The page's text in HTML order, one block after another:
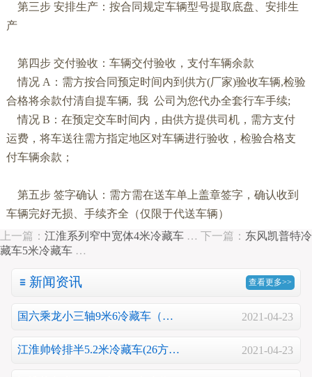
第三步 安排生产：按合同规定车辆型号提取底盘、安排生
产
第四步 交付验收：车辆交付验收，支付车辆余款
情况 A ：需方按合同预定时间内到供方(厂家)验收车辆,检验
合格将余款付清自提车辆, 我 公司为您代办全套行车手续;
情况 B ：在预定交车时间内，由供方提供司机，需方支付
运费，将车送往需方指定地区对车辆进行验收，检验合格支
付车辆余款；
第五步 签字确认：需方需在送车单上盖章签字，确认收到
车辆完好无损、手续齐全（仅限于代送车辆）
上一篇： 江淮系列窄中宽体4米冷藏车 … 下一篇： 东风凯普特冷
藏车5米冷藏车 …
新闻资讯 查看更多>>
国六乘龙小三轴9米6冷藏车（… 2021-04-23
江淮帅铃排半5.2米冷藏车(26方… 2021-04-23